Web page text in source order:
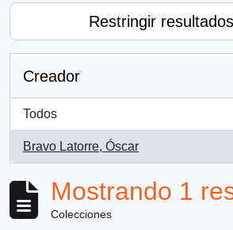
Restringir
Creador
Todos
Bravo Latorre, Óscar
, 1 resultados
Mostrando 1
Colecciones